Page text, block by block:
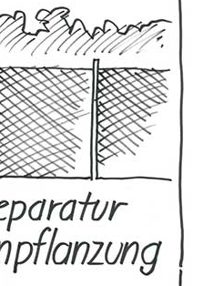
und das Antriebsgestänge
im Kirchturm demontiert